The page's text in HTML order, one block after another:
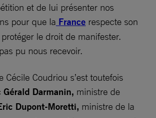
et de lui présenter nos
pour que la France respecte son
le droit de manifester.
pas pu nous recevoir.
Cécile Coudriou s’est toutefois
Gérald Darmanin, ministre de
Dupont-Moretti, ministre de la